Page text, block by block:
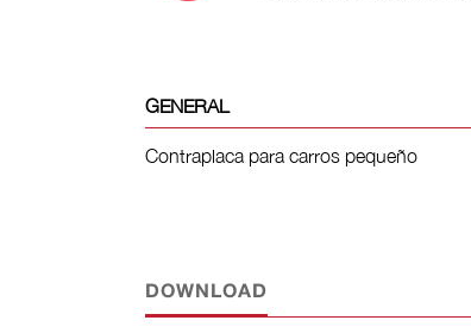
GENERAL
Contraplaca para carros pequeño
DOWNLOAD